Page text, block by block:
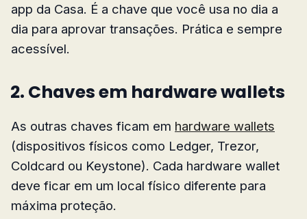
app da Casa. É a chave que você usa no dia a
dia para aprovar transações. Prática e sempre
acessível.
2. Chaves em hardware wallets
As outras chaves ficam em hardware wallets
(dispositivos físicos como Ledger, Trezor,
Coldcard ou Keystone). Cada hardware wallet
deve ficar em um local físico diferente para
máxima proteção.